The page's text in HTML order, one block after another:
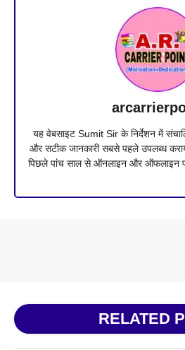
यह वेबसाइट Sumit Sir के निर्देशन में
और सटीक जानकारी सबसे पहले उपलब्ध
पिछले पांच साल से ऑनलाइन और ऑफलाइन
RELATED